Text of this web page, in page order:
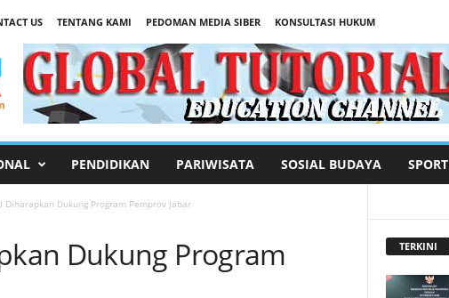
US TENTANG KAMI PEDOMAN MEDIA SIBER
KONSULTASI HUKUM
PENDIDIKAN PARIWISATA SOSIAL BUDAYA SPORT
Diharapkan Dukung Program Pemprov Jabar
Dukung Program
TERKINI